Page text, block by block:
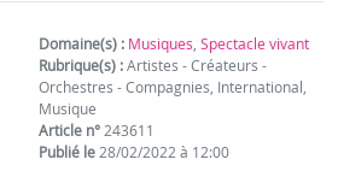
Domaine(s) : Musiques,Spectacle vivant
Rubrique(s) :Artistes - Créateurs -
Orchestres - Compagnies, International,
Musique
Article n°243611
Publié le28/02/2022 à 12:00